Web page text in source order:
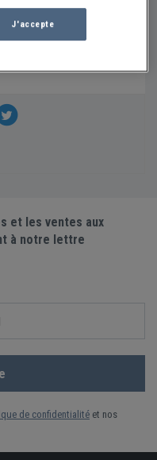
Mécanique
et les ventes aux
à notre lettre
de confidentialité et nos
J'accepte